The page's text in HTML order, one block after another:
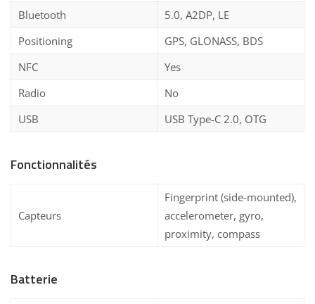
Bluetooth
5.0, A2DP, LE
Positioning
GPS, GLONASS, BDS
NFC
Yes
Radio
No
USB
USB Type-C 2.0, OTG
Fonctionnalités
Capteurs
Fingerprint (side-mounted),
accelerometer, gyro,
proximity, compass
Batterie